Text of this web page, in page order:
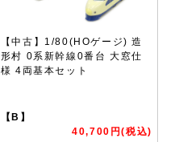
【中古】1/80(HOゲージ) 造
形村 0系新幹線0番台 大窓仕
様 4両基本セット
【B】
40,700円(税込)